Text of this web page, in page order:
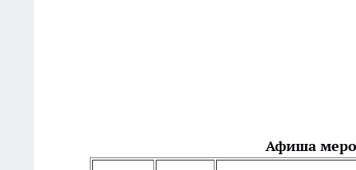
Афиша